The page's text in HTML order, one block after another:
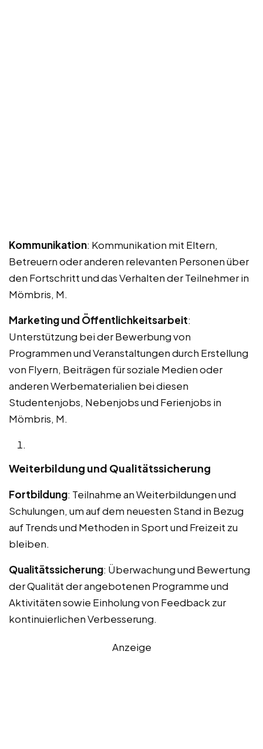
Kommunikation: Kommunikation mit Eltern,
Betreuern oder anderen relevanten Personen über
den Fortschritt und das Verhalten der Teilnehmer in
Mömbris, M.
Marketing und Öffentlichkeitsarbeit:
Unterstützung bei der Bewerbung von
Programmen und Veranstaltungen durch Erstellung
von Flyern, Beiträgen für soziale Medien oder
anderen Werbematerialien bei diesen
Studentenjobs, Nebenjobs und Ferienjobs in
Mömbris, M.
Weiterbildung und Qualitätssicherung
Fortbildung: Teilnahme an Weiterbildungen und
Schulungen, um auf dem neuesten Stand in Bezug
auf Trends und Methoden in Sport und Freizeit zu
bleiben.
Qualitätssicherung: Überwachung und Bewertung
der Qualität der angebotenen Programme und
Aktivitäten sowie Einholung von Feedback zur
kontinuierlichen Verbesserung.
Anzeige